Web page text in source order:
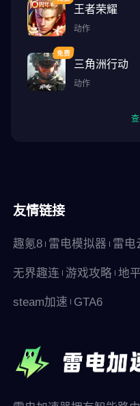
王者荣耀
动作
三角洲行动
动作
友情链接
趣氪8 雷电模拟器 雷电
无界趣连 游戏攻略 地
steam加速 GTA6